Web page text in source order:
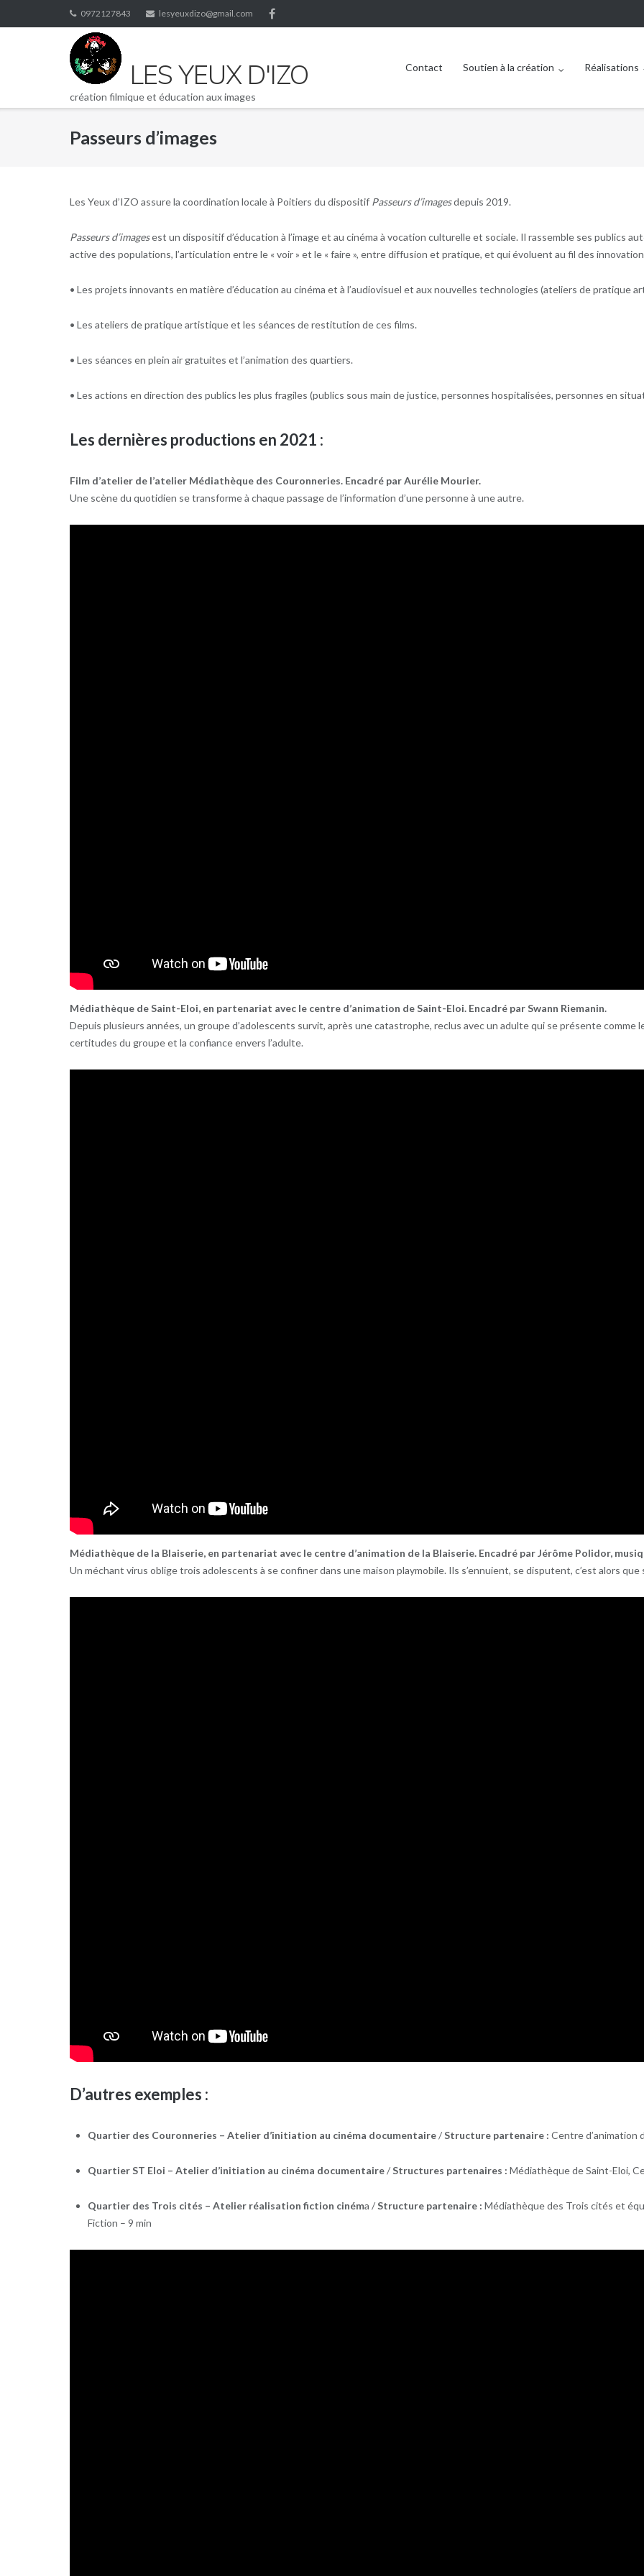
to
0972127843 lesyeuxdizo@gmail.com
LES YEUX D'IZO
création filmique et éducation aux images
Contact Soutien à la création Réalisations
Passeurs d’images
Les Yeux d’IZO assure la coordination locale à Poitiers du dispositif Passeurs d’imagesdepuis 2019.
Passeurs d’imagesest un dispositif d’éducation à l’image et au cinéma à vocation culturelle et sociale. Il rassemble ses publics
active des populations, l’articulation entre le « voir » et le « faire », entre diffusion et pratique, et qui évoluent au fil des
• Les projets innovants en matière d’éducation au cinéma et à l’audiovisuel et aux nouvelles technologies (ateliers de pratique
• Les ateliers de pratique artistique et les séances de restitution de ces films.
• Les séances en plein air gratuites et l’animation des quartiers.
• Les actions en direction des publics les plus fragiles (publics sous main de justice, personnes hospitalisées, personnes en
Les dernières productions en 2021 :
Film d’atelier de l’atelier Médiathèque des Couronneries. Encadré par Aurélie Mourier.
Une scène du quotidien se transforme à chaque passage de l’information d’une personne à une autre.
Médiathèque de Saint-Eloi, en partenariat avec le centre d’animation de Saint-Eloi. Encadré par Swann Riemanin.
Depuis plusieurs années, un groupe d’adolescents survit, après une catastrophe, reclus avec un adulte qui se présente
certitudes du groupe et la confiance envers l’adulte.
Médiathèque de la Blaiserie, en partenariat avec le centre d’animation de la Blaiserie. Encadré par Jérôme Polidor,
Un méchant virus oblige trois adolescents à se confiner dans une maison playmobile. Ils s’ennuient, se disputent, c’est alors
D’autres exemples :
Quartier des Couronneries – Atelier d’initiation au cinéma documentaire/Structure partenaire : Centre d’animation
Quartier ST Eloi – Atelier d’initiation au cinéma documentaire/Structures partenaires : Médiathèque de Saint-Eloi,
Quartier des Trois cités – Atelier réalisation fiction cinéma /Structure partenaire : Médiathèque des Trois cités et
Fiction – 9 min